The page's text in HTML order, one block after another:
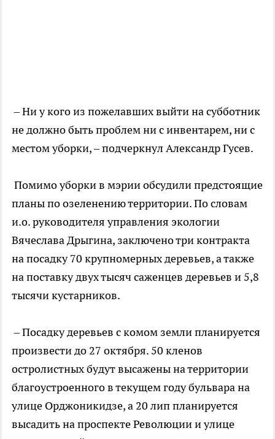
– Ни у кого из пожелавших выйти на субботник
не должно быть проблем ни с инвентарем, ни с
местом уборки, – подчеркнул Александр Гусев.
Помимо уборки в мэрии обсудили предстоящие
планы по озеленению территории. По словам
и.о. руководителя управления экологии
Вячеслава Дрыгина, заключено три контракта
на посадку 70 крупномерных деревьев, а также
на поставку двух тысяч саженцев деревьев и 5,8
тысячи кустарников.
– Посадку деревьев с комом земли планируется
произвести до 27 октября. 50 кленов
остролистных будут высажены на территории
благоустроенного в текущем году бульвара на
улице Орджоникидзе, а 20 лип планируется
высадить на проспекте Революции и улице